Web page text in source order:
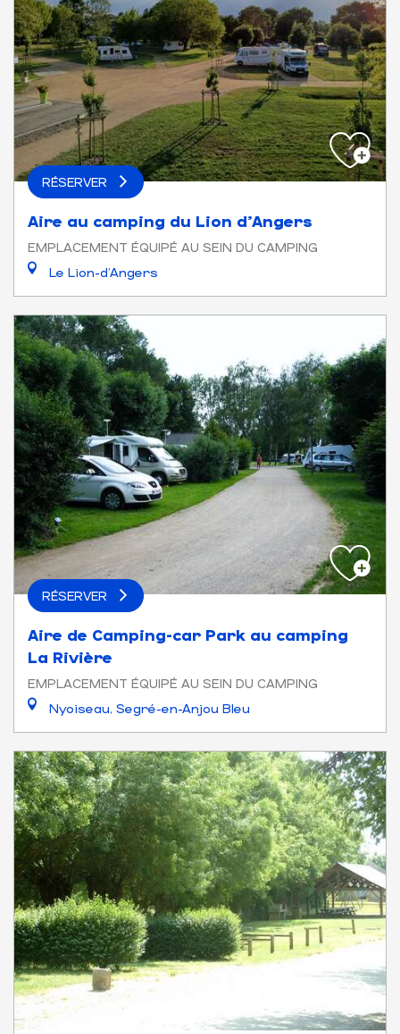
RÉSERVER
Aire au camping du Lion d'Angers
EMPLACEMENT ÉQUIPÉ AU SEIN DU CAMPING
Le Lion-d'Angers
RÉSERVER
Aire de Camping-car Park au camping
La Rivière
EMPLACEMENT ÉQUIPÉ AU SEIN DU CAMPING
Nyoiseau, Segré-en-Anjou Bleu